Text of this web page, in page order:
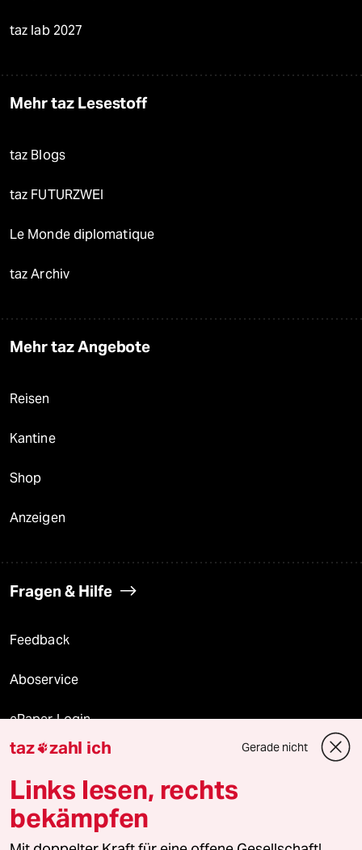
taz lab 2027
Mehr taz Lesestoff
taz Blogs
taz FUTURZWEI
Le Monde diplomatique
taz Archiv
Mehr taz Angebote
Reisen
Kantine
Shop
Anzeigen
Fragen & Hilfe
Feedback
Aboservice
ePaper Login
Downloads für Abonnierende
© 2026 taz Verlags und Vertriebs GmbH
taz zahl ich Gerade nicht
Links lesen, rechts
bekämpfen